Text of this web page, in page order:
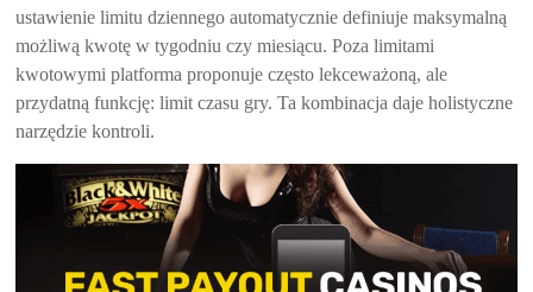
ustawienie limitu dziennego automatycznie definiuje maksymalną
możliwą kwotę w tygodniu czy miesiącu. Poza limitami
kwotowymi platforma proponuje często lekceważoną, ale
przydatną funkcję: limit czasu gry. Ta kombinacja daje holistyczne
narzędzie kontroli.